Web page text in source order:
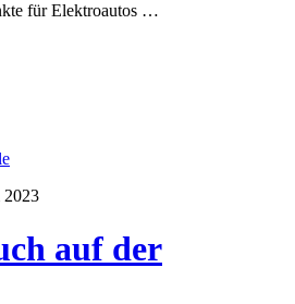
für Elektroautos …
2023
auf der